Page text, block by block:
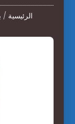
الرئيسية /